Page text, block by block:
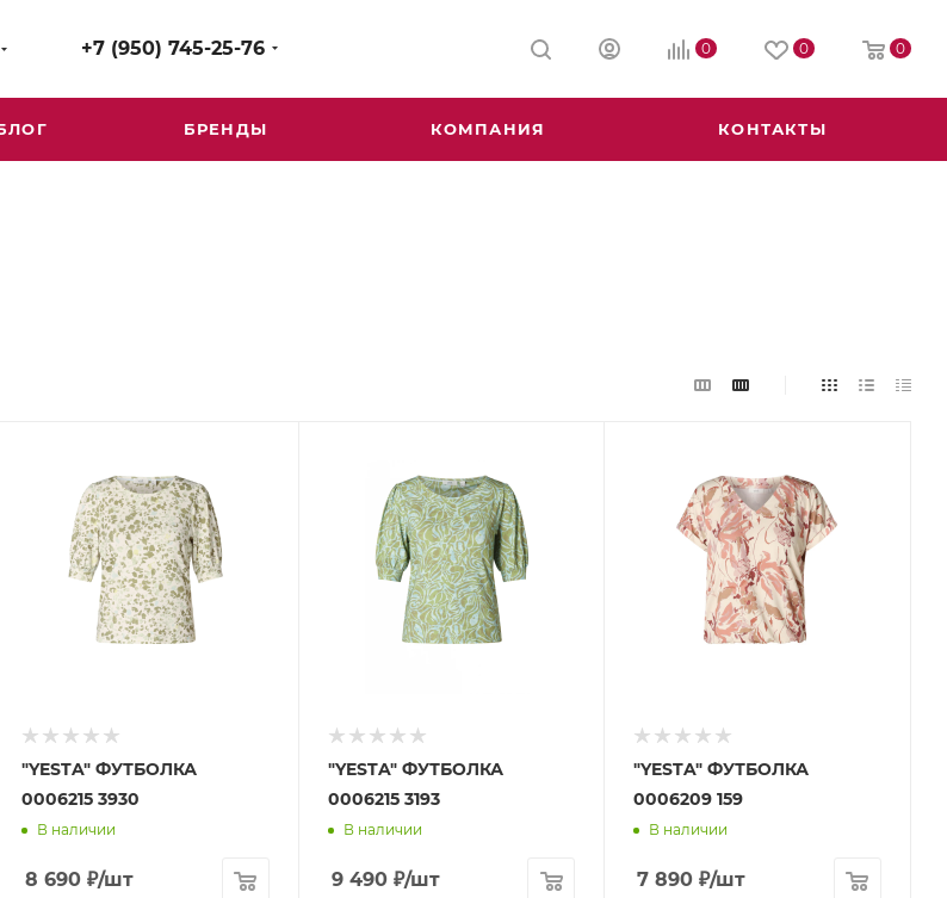
+7 (950) 745-25-76 0 0 0
БРЕНДЫ КОМПАНИЯ КОНТАКТЫ
"YESTA" ФУТБОЛКА
0006215 3930
В наличии
8 690 ₽/шт
"YESTA" ФУТБОЛКА
0006215 3193
В наличии
9 490₽/шт
"YESTA" ФУТБОЛКА
0006209 159
В наличии
7 890 ₽/шт